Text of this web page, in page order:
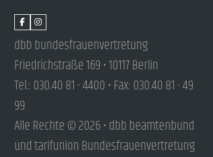
dbb bundesfrauenvertretung
Friedrichstraße 169 • 10117 Berlin
Tel.: 030.40 81 - 4400 • Fax: 030.40 81 - 49
99
Alle Rechte © 2026 • dbb beamtenbund
und tarifunion Bundesfrauenvertretung